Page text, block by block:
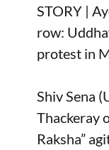
STORY |
row:
protest in
Shiv Sena
Thackeray
Raksha”